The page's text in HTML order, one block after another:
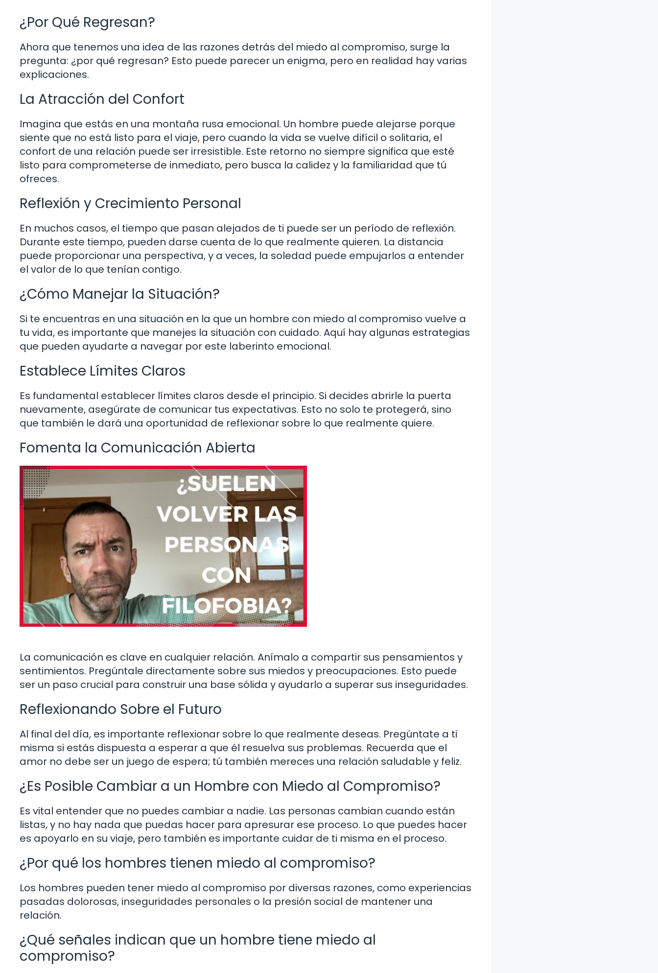
¿Por Qué Regresan?
Ahora que tenemos una idea de las razones detrás del miedo al compromiso, surge la
pregunta: ¿por qué regresan? Esto puede parecer un enigma, pero en realidad hay varias
explicaciones.
La Atracción del Confort
Imagina que estás en una montaña rusa emocional. Un hombre puede alejarse porque
siente que no está listo para el viaje, pero cuando la vida se vuelve difícil o solitaria, el
confort de una relación puede ser irresistible. Este retorno no siempre significa que esté
listo para comprometerse de inmediato, pero busca la calidez y la familiaridad que tú
ofreces.
Reflexión y Crecimiento Personal
En muchos casos, el tiempo que pasan alejados de ti puede ser un período de reflexión.
Durante este tiempo, pueden darse cuenta de lo que realmente quieren. La distancia
puede proporcionar una perspectiva, y a veces, la soledad puede empujarlos a entender
el valor de lo que tenían contigo.
¿Cómo Manejar la Situación?
Si te encuentras en una situación en la que un hombre con miedo al compromiso vuelve a
tu vida, es importante que manejes la situación con cuidado. Aquí hay algunas estrategias
que pueden ayudarte a navegar por este laberinto emocional.
Establece Límites Claros
Es fundamental establecer límites claros desde el principio. Si decides abrirle la puerta
nuevamente, asegúrate de comunicar tus expectativas. Esto no solo te protegerá, sino
que también le dará una oportunidad de reflexionar sobre lo que realmente quiere.
Fomenta la Comunicación Abierta
La comunicación es clave en cualquier relación. Anímalo a compartir sus pensamientos y
sentimientos. Pregúntale directamente sobre sus miedos y preocupaciones. Esto puede
ser un paso crucial para construir una base sólida y ayudarlo a superar sus inseguridades.
Reflexionando Sobre el Futuro
Al final del día, es importante reflexionar sobre lo que realmente deseas. Pregúntate a ti
misma si estás dispuesta a esperar a que él resuelva sus problemas. Recuerda que el
amor no debe ser un juego de espera; tú también mereces una relación saludable y feliz.
¿Es Posible Cambiar a un Hombre con Miedo al Compromiso?
Es vital entender que no puedes cambiar a nadie. Las personas cambian cuando están
listas, y no hay nada que puedas hacer para apresurar ese proceso. Lo que puedes hacer
es apoyarlo en su viaje, pero también es importante cuidar de ti misma en el proceso.
¿Por qué los hombres tienen miedo al compromiso?
Los hombres pueden tener miedo al compromiso por diversas razones, como experiencias
pasadas dolorosas, inseguridades personales o la presión social de mantener una
relación.
¿Qué señales indican que un hombre tiene miedo al
compromiso?